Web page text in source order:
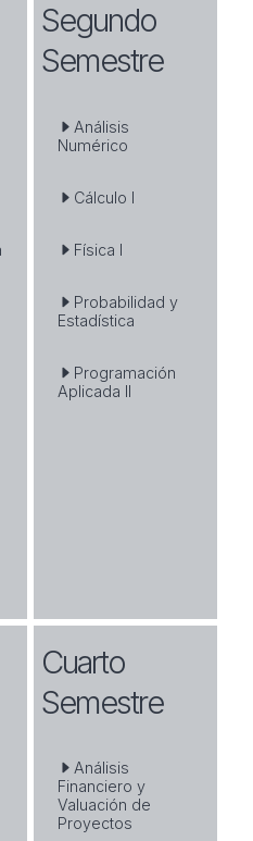
Segundo
Semestre
Análisis
Numérico
Cálculo I
Física I
Probabilidad y
Estadística
Programación
Aplicada II
Cuarto
Semestre
Análisis
Financiero y
Valuación de
Proyectos